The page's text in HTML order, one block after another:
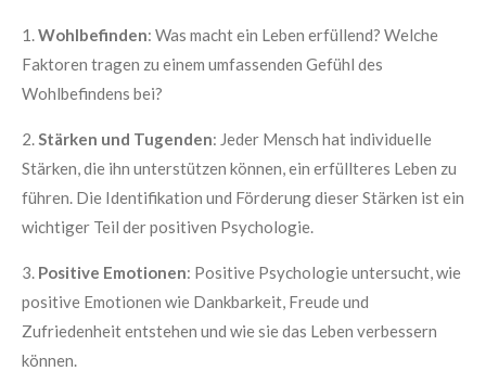
1. Wohlbefinden: Was macht ein Leben erfüllend? Welche
Faktoren tragen zu einem umfassenden Gefühl des
Wohlbefindens bei?
2. Stärken und Tugenden: Jeder Mensch hat individuelle
Stärken, die ihn unterstützen können, ein erfüllteres Leben zu
führen. Die Identifikation und Förderung dieser Stärken ist ein
wichtiger Teil der positiven Psychologie.
3. Positive Emotionen: Positive Psychologie untersucht, wie
positive Emotionen wie Dankbarkeit, Freude und
Zufriedenheit entstehen und wie sie das Leben verbessern
können.